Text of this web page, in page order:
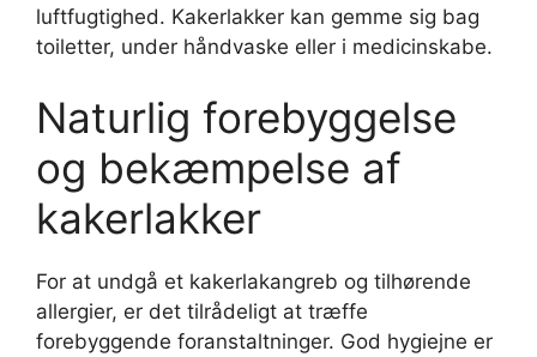
luftfugtighed. Kakerlakker kan gemme sig bag
toiletter, under håndvaske eller i medicinskabe.
Naturlig forebyggelse
og bekæmpelse af
kakerlakker
For at undgå et kakerlakangreb og tilhørende
allergier, er det tilrådeligt at træffe
forebyggende foranstaltninger. God hygiejne er